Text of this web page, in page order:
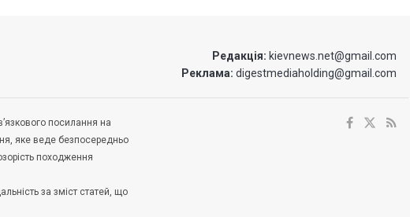
Редакція: kievnews.net@gmail.com
Реклама: digestmediaholding@gmail.com
посилання на
яке веде безпосередньо
походження
за зміст статей, що